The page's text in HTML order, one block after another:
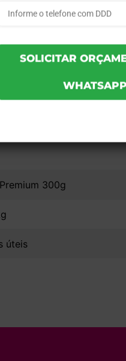
DO PRODUTO
- 1000un
300g
úteis